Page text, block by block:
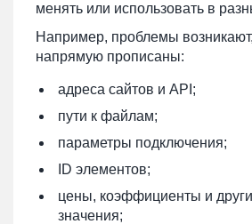
менять или использовать в
Например, проблемы
напрямую прописаны:
адреса сайтов и API;
пути к файлам;
параметры подключения;
ID элементов;
цены, коэффициенты и
значения;